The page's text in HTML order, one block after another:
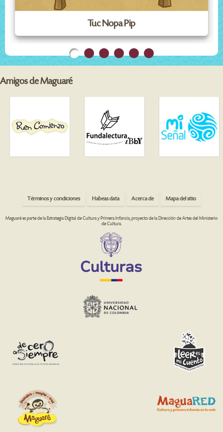
Tuc Nopa Pip
Amigos de Maguaré
Términos y condiciones Habeas data Acerca de Mapa del sitio
Maguaré es parte de la Estrategia Digital de Cultura y Primera Infancia, proyecto de la Dirección de Artes del Ministerio
de Cultura.